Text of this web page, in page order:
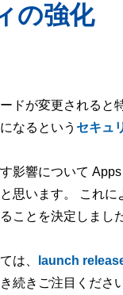
の強化
ドが変更されると
なるという セキュ
影響について
思います。 これ
ことを決定しました
は、 launch
続きご注目ください